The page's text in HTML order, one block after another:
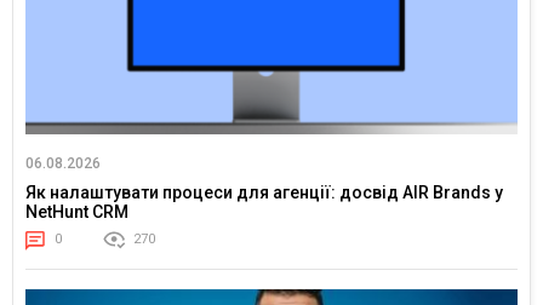
06.08.2026
Як налаштувати процеси для агенції: досвід AIR Brands у
NetHunt CRM
0 270